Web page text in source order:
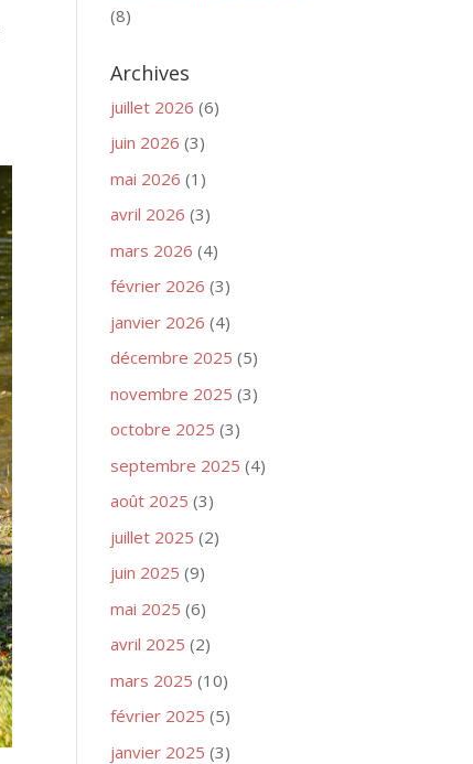
(8)
Archives
juillet 2026 (6)
juin 2026 (3)
mai 2026 (1)
avril 2026 (3)
mars 2026 (4)
février 2026 (3)
janvier 2026 (4)
décembre 2025 (5)
novembre 2025 (3)
octobre 2025 (3)
septembre 2025 (4)
août 2025 (3)
juillet 2025 (2)
juin 2025 (9)
mai 2025 (6)
avril 2025 (2)
mars 2025 (10)
février 2025 (5)
janvier 2025 (3)